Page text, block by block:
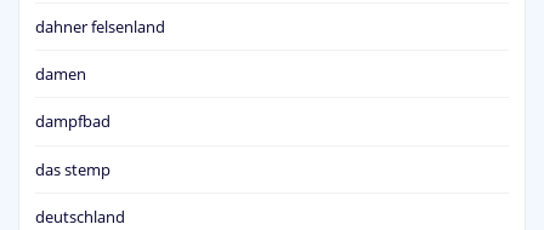
dahner felsenland
damen
dampfbad
das stemp
deutschland